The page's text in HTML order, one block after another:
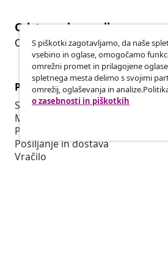
Odstop od pogodbe
Oddaj zahtevek za odstop od
Podpora za stranke
Sledite svojemu naročilu
Moj račun
Plačilo
Pošiljanje in dostava
Vračilo
S piškotki zagotavljamo, da naše
vsebino in oglase, omogočamo
omrežni promet in prilagojene
spletnega mesta delimo s svojimi
omrežij, oglaševanja in
o zasebnosti in piškotkih